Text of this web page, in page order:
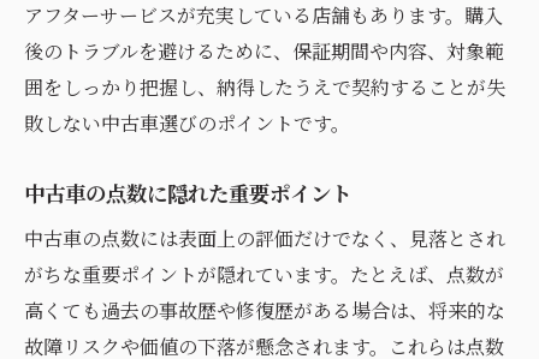
アフターサービスが充実している店舗もあります。購入
後のトラブルを避けるために、保証期間や内容、対象範
囲をしっかり把握し、納得したうえで契約することが失
敗しない中古車選びのポイントです。
中古車の点数に隠れた重要ポイント
中古車の点数には表面上の評価だけでなく、見落とされ
がちな重要ポイントが隠れています。たとえば、点数が
高くても過去の事故歴や修復歴がある場合は、将来的な
故障リスクや価値の下落が懸念されます。これらは点数